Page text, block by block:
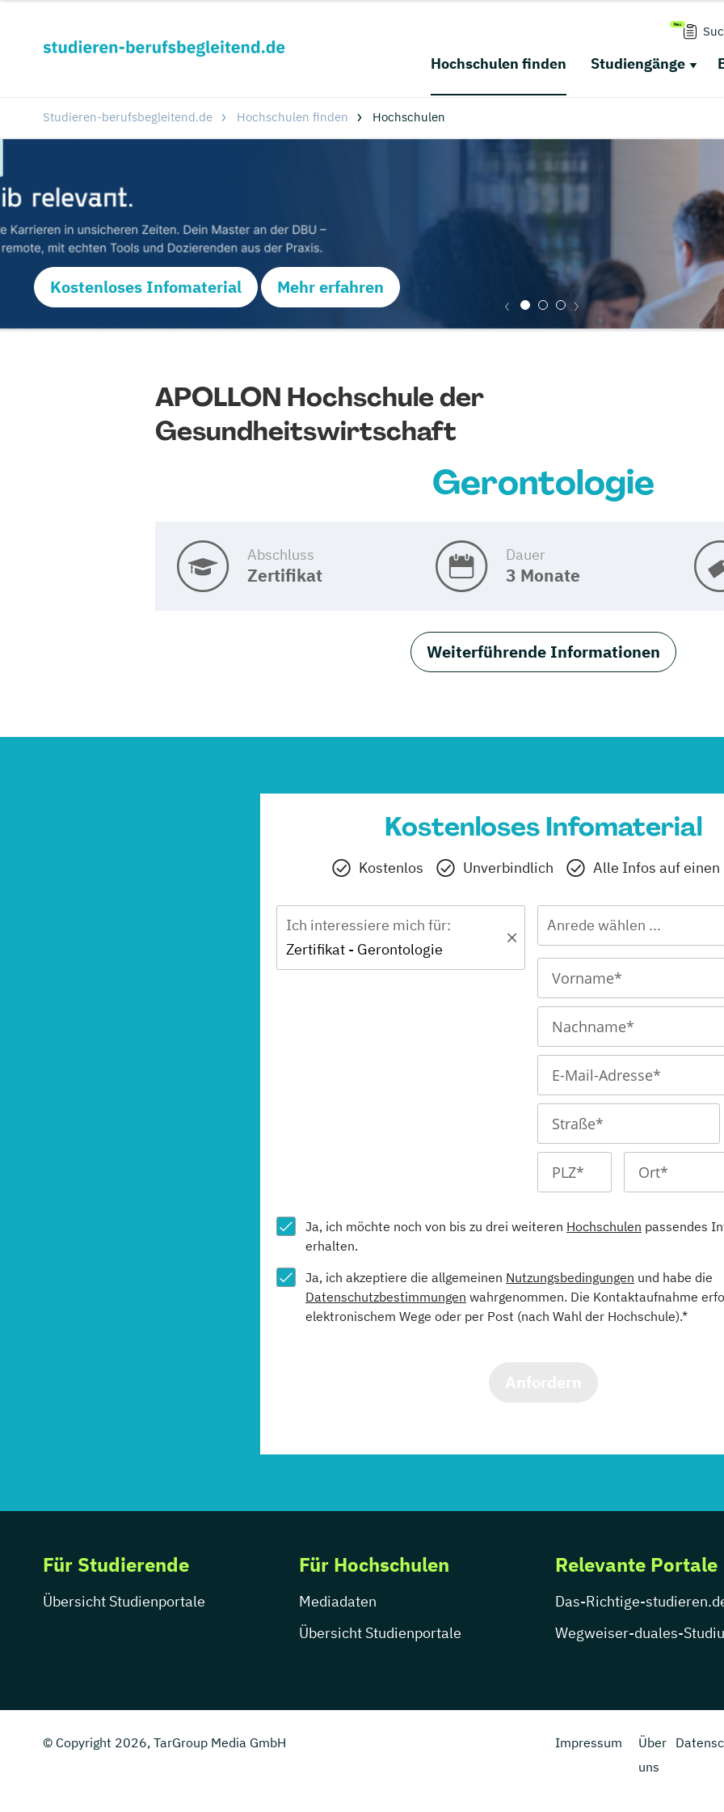
Hochschulen finden Studiengänge
Studieren-berufsbegleitend.de Hochschulen finden Hochschulen
Kostenloses Infomaterial Mehr erfahren
APOLLON Hochschule der
Gesundheitswirtschaft
Gerontologie
Abschluss
Zertifikat
Dauer
3 Monate
Weiterführende Informationen
Kostenloses Infomaterial
Kostenlos Unverbindlich Alle Infos auf einen
Ich interessiere mich für:
Zertifikat - Gerontologie
Anrede wählen ...
Ja, ich möchte noch von bis zu drei weiteren Hochschulen passendes
erhalten.
Ja, ich akzeptiere die allgemeinen Nutzungsbedingungen und habe die
Datenschutzbestimmungen wahrgenommen. Die Kontaktaufnahme
elektronischem Wege oder per Post (nach Wahl der Hochschule).*
Für Studierende
Übersicht Studienportale
Für Hochschulen
Mediadaten
Übersicht Studienportale
Relevante Portale
Das-Richtige-
Wegweiser-duales-
© Copyright 2026, TarGroup Media GmbH Impressum
Über
uns